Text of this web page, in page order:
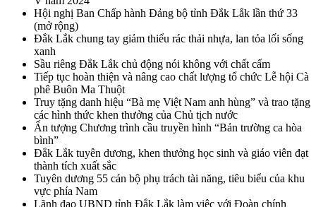
Hội nghị Ban Chấp hành Đảng bộ tỉnh Đắk Lắk lần thứ 33
(mở rộng)
Đắk Lắk chung tay giảm thiểu rác thải nhựa, lan tỏa lối sống
xanh
Sầu riêng Đắk Lắk chủ động nói không với chất cấm
Tiếp tục hoàn thiện và nâng cao chất lượng tổ chức Lễ hội Cà
phê Buôn Ma Thuột
Truy tặng danh hiệu “Bà mẹ Việt Nam anh hùng” và trao tặng
các hình thức khen thưởng của Chủ tịch nước
Ấn tượng Chương trình cầu truyền hình “Bản trường ca hòa
bình”
Đắk Lắk tuyên dương, khen thưởng học sinh và giáo viên đạt
thành tích xuất sắc
Tuyên dương 55 cán bộ phụ trách tài năng, tiêu biểu của khu
vực phía Nam
Lãnh đạo UBND tỉnh Đắk Lắk làm việc với Đoàn chính